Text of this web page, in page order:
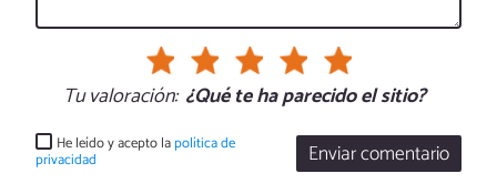
Tu valoración: ¿Qué te ha parecido el sitio?
Enviar comentario
He leído y acepto lapolítica de
privacidad